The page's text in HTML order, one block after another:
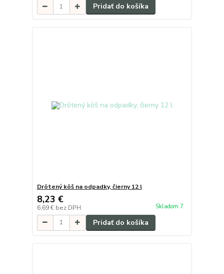
Pridať do košíka
Drôtený kôš na odpadky, čierny 12 l
8,23 €
6,69 € bez DPH Skladom 7
Pridať do košíka